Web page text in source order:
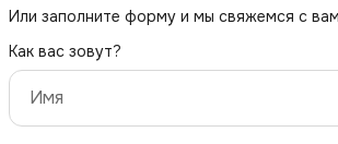
Или заполните форму и мы свяжемся с
Как вас зовут?